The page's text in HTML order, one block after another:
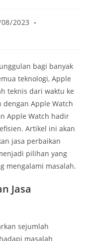
2023
bagi banyak
teknologi, Apple
teknis dari waktu ke
dengan Apple Watch
Apple Watch hadir
Artikel ini akan
jasa perbaikan
pilihan yang
mengalami masalah.
Jasa
sejumlah
masalah